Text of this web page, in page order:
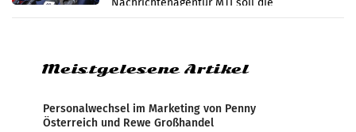
systematische Nachrichten-Manipulation und
Meistgelesene Artikel
Personalwechsel im Marketing von Penny
Österreich und Rewe Großhandel